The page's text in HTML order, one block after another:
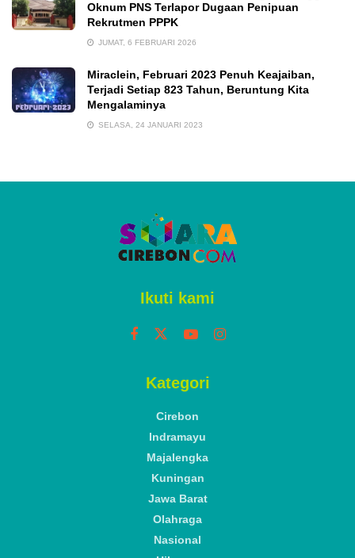
Oknum PNS Terlapor Dugaan Penipuan
Rekrutmen PPPK
JUMAT, 6 FEBRUARI 2026
Miraclein, Februari 2023 Penuh Keajaiban,
Terjadi Setiap 823 Tahun, Beruntung Kita
Mengalaminya
SELASA, 24 JANUARI 2023
Ikuti kami
Kategori
Cirebon
Indramayu
Majalengka
Kuningan
Jawa Barat
Olahraga
Nasional